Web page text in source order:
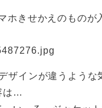
ホきせかえのものが
ザインが違うよう
は…